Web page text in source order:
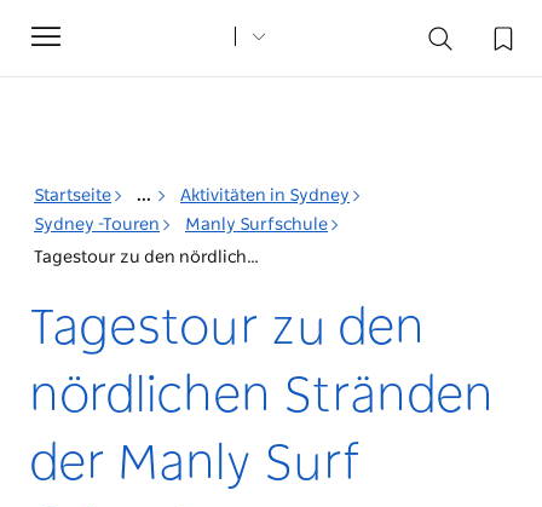
Toggle
navigation
Startseite ...
Aktivitäten in Sydney
Sydney -Touren
Manly Surfschule
Tagestour zu den nördlichen Stränden der Manly Surf School
Tagestour zu den
nördlichen Stränden
der Manly Surf